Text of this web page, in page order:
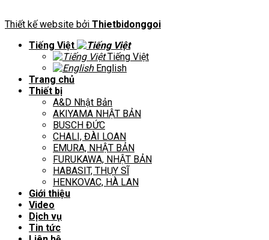
Thiết kế website bởi Thietbidonggoi
Tiếng Việt
Tiếng Việt
English
Trang chủ
Thiết bị
A&D Nhật Bản
AKIYAMA NHẬT BẢN
BUSCH ĐỨC
CHALI, ĐÀI LOAN
EMURA, NHẬT BẢN
FURUKAWA, NHẬT BẢN
HABASIT, THỤY SĨ
HENKOVAC, HÀ LAN
Giới thiệu
Video
Dịch vụ
Tin tức